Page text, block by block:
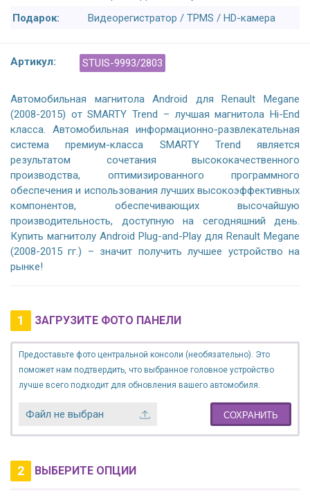
Подарок:
Видеорегистратор / TPMS / HD-камера
Артикул: STUIS-9993/2803
Автомобильная магнитола Android для Renault Megane
(2008-2015) от SMARTY Trend – лучшая магнитола Hi-End
класса. Автомобильная информационно-развлекательная
система премиум-класса SMARTY Trend является
результатом сочетания высококачественного
производства, оптимизированного программного
обеспечения и использования лучших высокоэффективных
компонентов, обеспечивающих высочайшую
производительность, доступную на сегодняшний день.
Купить магнитолу Android Plug-and-Play для Renault Megane
(2008-2015 гг.) – значит получить лучшее устройство на
рынке!
1 ЗАГРУЗИТЕ ФОТО ПАНЕЛИ
Предоставьте фото центральной консоли (необязательно). Это
поможет нам подтвердить, что выбранное головное устройство
лучше всего подходит для обновления вашего автомобиля.
Файл не выбран СОХРАНИТЬ
2 ВЫБЕРИТЕ ОПЦИИ